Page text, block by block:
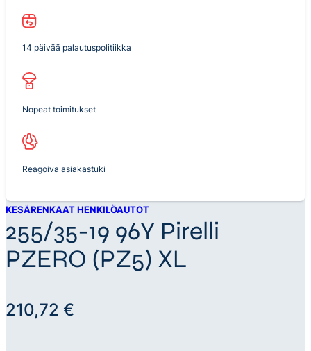
14 päivää palautuspolitiikka
Nopeat toimitukset
Reagoiva asiakastuki
KESÄRENKAAT HENKILÖAUTOT
255/35-19 96Y Pirelli
PZERO (PZ5) XL
210,72 €